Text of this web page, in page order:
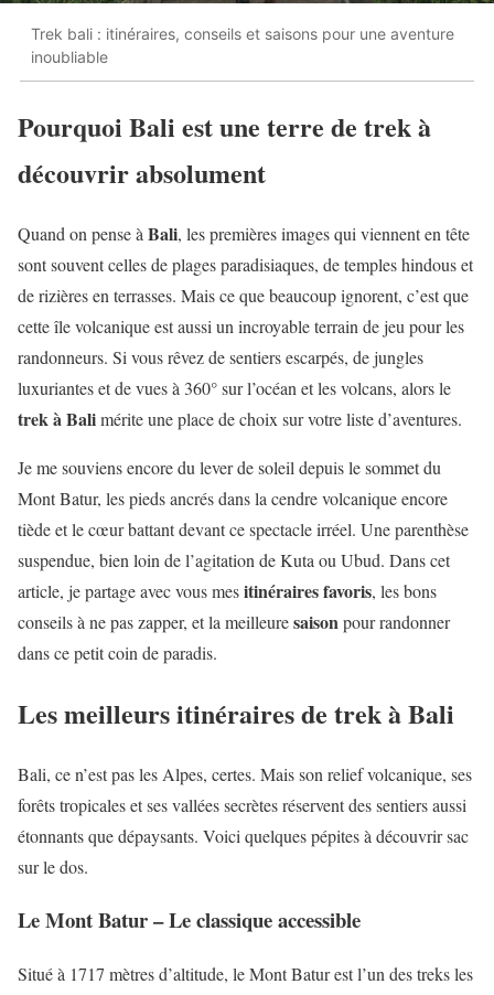
Trek bali : itinéraires, conseils et saisons pour une aventure
inoubliable
Pourquoi Bali est une terre de trek à
découvrir absolument
Quand on pense à Bali, les premières images qui viennent en tête
sont souvent celles de plages paradisiaques, de temples hindous et
de rizières en terrasses. Mais ce que beaucoup ignorent, c’est que
cette île volcanique est aussi un incroyable terrain de jeu pour les
randonneurs. Si vous rêvez de sentiers escarpés, de jungles
luxuriantes et de vues à 360° sur l’océan et les volcans, alors le
trek à Balimérite une place de choix sur votre liste d’aventures.
Je me souviens encore du lever de soleil depuis le sommet du
Mont Batur, les pieds ancrés dans la cendre volcanique encore
tiède et le cœur battant devant ce spectacle irréel. Une parenthèse
suspendue, bien loin de l’agitation de Kuta ou Ubud. Dans cet
article, je partage avec vous mesitinéraires favoris, les bons
conseils à ne pas zapper, et la meilleuresaisonpour randonner
dans ce petit coin de paradis.
Les meilleurs itinéraires de trek à Bali
Bali, ce n’est pas les Alpes, certes. Mais son relief volcanique, ses
forêts tropicales et ses vallées secrètes réservent des sentiers aussi
étonnants que dépaysants. Voici quelques pépites à découvrir sac
sur le dos.
Le Mont Batur – Le classique accessible
Situé à 1717 mètres d’altitude, le Mont Batur est l’un des treks les